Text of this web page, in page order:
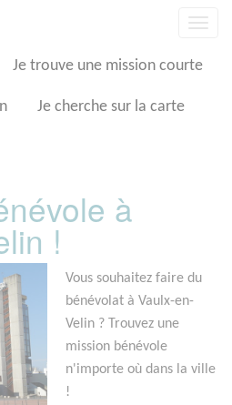
Je trouve une mission courte
Je cherche sur la carte
à
!
Vous souhaitez faire du
bénévolat à Vaulx-en-
Velin ? Trouvez une
mission bénévole
n'importe où dans la ville
!